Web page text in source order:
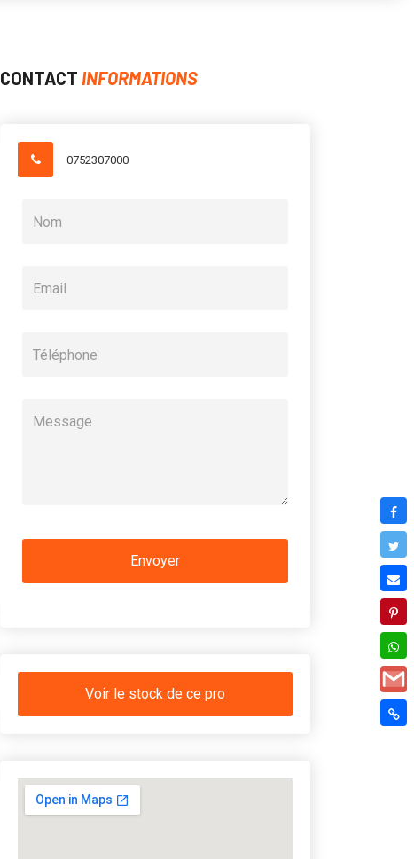
CONTACT INFORMATIONS
0752307000
Voir le stock de ce pro